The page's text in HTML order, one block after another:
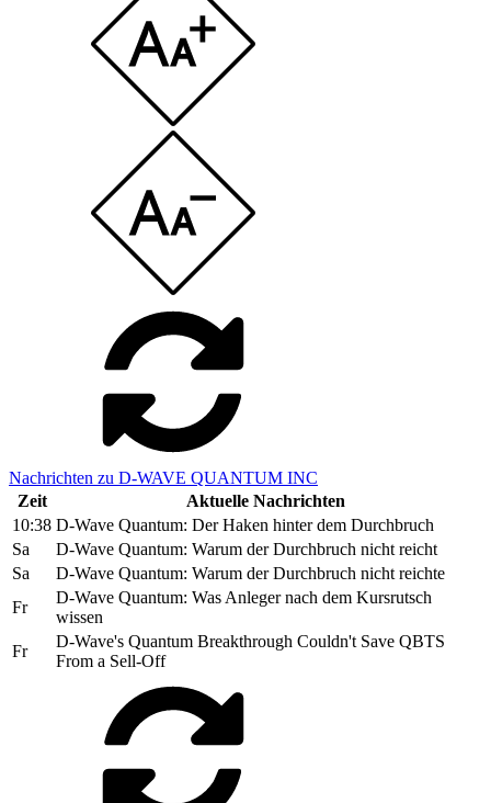
Nachrichten zu D-WAVE QUANTUM INC
Zeit
Aktuelle Nachrichten
10:38 D-Wave Quantum: Der Haken hinter dem Durchbruch
Sa
D-Wave Quantum: Warum der Durchbruch nicht reicht
Sa
D-Wave Quantum: Warum der Durchbruch nicht reichte
Fr
D-Wave Quantum: Was Anleger nach dem Kursrutsch
wissen
Fr
D-Wave's Quantum Breakthrough Couldn't Save QBTS
From a Sell-Off